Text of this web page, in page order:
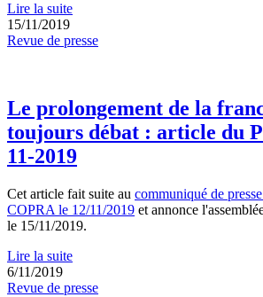
Lire la suite
15/11/2019
Revue de presse
Le prolongement de la
toujours débat : article du
11-2019
Cet article fait suite au communiqué de
COPRA le 12/11/2019 et annonce
le 15/11/2019.
Lire la suite
6/11/2019
Revue de presse